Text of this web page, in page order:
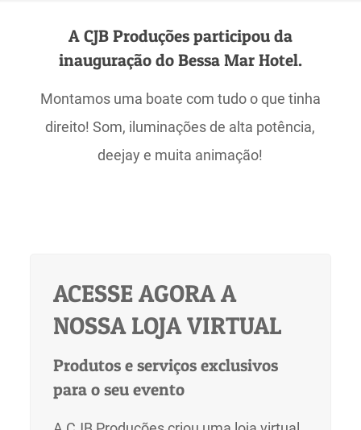
A CJB Produções participou da
inauguração do Bessa Mar Hotel.
Montamos uma boate com tudo o que tinha
direito! Som, iluminações de alta potência,
deejay e muita animação!
ACESSE AGORA A
NOSSA LOJA VIRTUAL
Produtos e serviços exclusivos
para o seu evento